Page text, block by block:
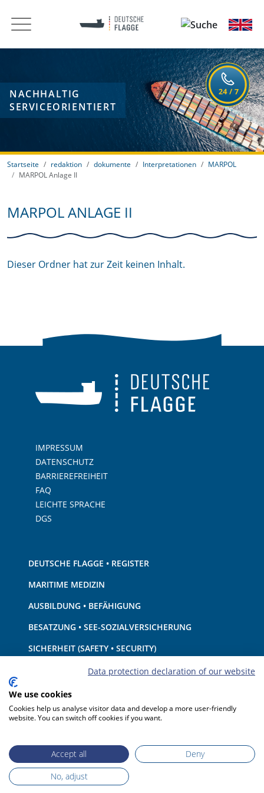
NACHHALTIG
SERVICEORIENTIERT
Startseite redaktion dokumente Interpretationen
MARPOL
MARPOL Anlage II
MARPOL ANLAGE II
Dieser Ordner hat zur Zeit keinen Inhalt.
IMPRESSUM
DATENSCHUTZ
BARRIEREFREIHEIT
FAQ
LEICHTE SPRACHE
DGS
DEUTSCHE FLAGGE • REGISTER
MARITIME MEDIZIN
AUSBILDUNG • BEFÄHIGUNG
BESATZUNG • SEE-SOZIALVERSICHERUNG
SICHERHEIT (SAFETY • SECURITY)
SCHIFF • AUSRÜSTUNG
UMWELTSCHUTZ • KLIMA
HAFTUNG • FINANZEN
Data protection declaration of our website
We use cookies
Cookies help us analyse visitor data and develop a more user-friendly
website. You can switch off cookies if you want.
Accept all
Deny
No, adjust